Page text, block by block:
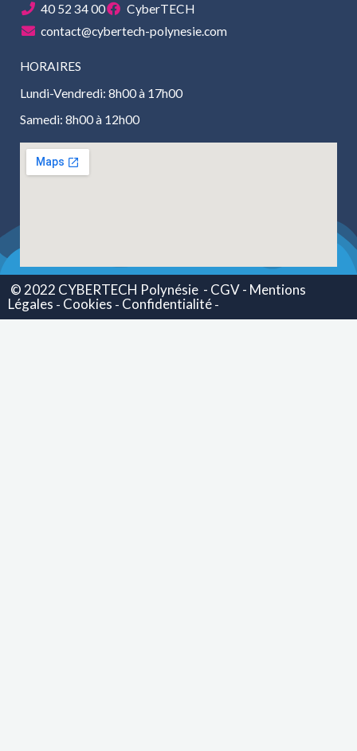
40 52 34 00
CyberTECH
contact@cybertech-polynesie.com
HORAIRES
Lundi-Vendredi: 8h00 à 17h00
Samedi: 8h00 à 12h00
© 2022 CYBERTECH Polynésie - CGV - Mentions
Légales - Cookies - Confidentialité -